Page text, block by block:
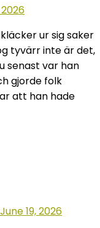
ur sig saker
tyvärr inte är det,
senast var han
gjorde folk
att han hade
June 19, 2026